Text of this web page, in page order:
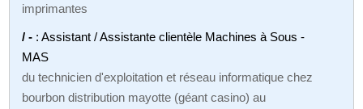
imprimantes
/ - : Assistant / Assistante clientèle Machines à Sous -
MAS
du technicien d'exploitation et réseau informatique chez
bourbon distribution mayotte (géant casino) au